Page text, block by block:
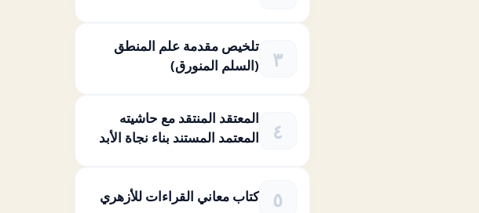
تلخيص مقدمة علم المنطق
(السلم المنورق)
المعتقد المنتقد مع حاشيته
المعتمد المستند بناء نجاة الأبد
كتاب معاني القراءات للأزهري